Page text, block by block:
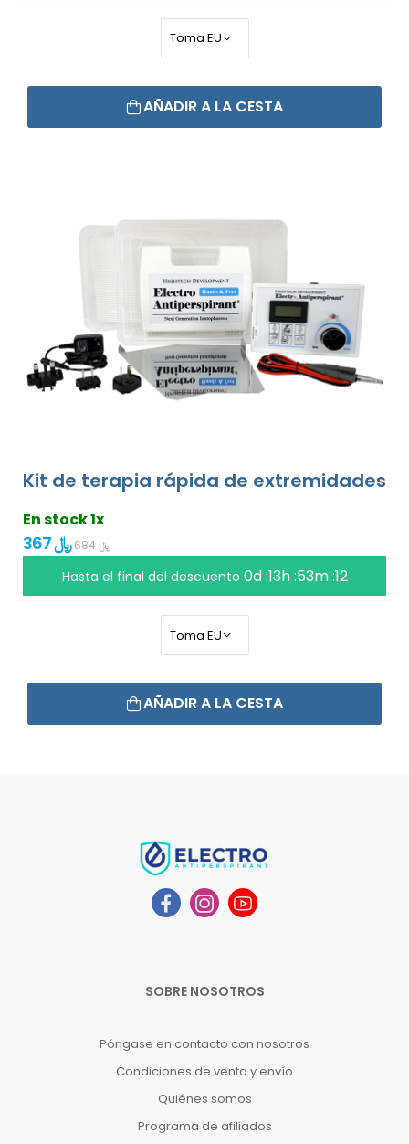
AÑADIR A LA CESTA
Kit de terapia rápida de extremidades
En stock 1x
367 ﷼ 684 ﷼
Hasta el final del descuento0d :13h :53m :11
AÑADIR A LA CESTA
SOBRE NOSOTROS
Póngase en contacto con nosotros
Condiciones de venta y envío
Quiénes somos
Programa de afiliados